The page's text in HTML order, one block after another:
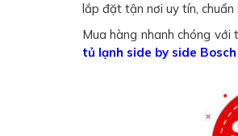
lắp đặt tận nơi uy tín, chuẩn
Mua hàng nhanh chóng
tủ lạnh side by side Bosch